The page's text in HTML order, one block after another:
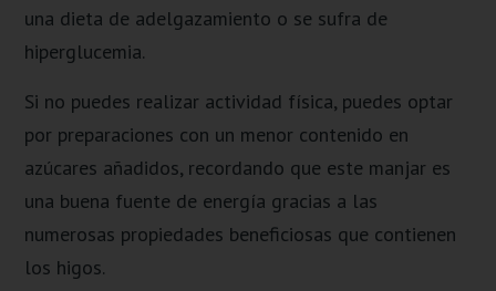
una dieta de adelgazamiento o se sufra de
hiperglucemia.
Si no puedes realizar actividad física, puedes optar
por preparaciones con un menor contenido en
azúcares añadidos, recordando que este manjar es
una buena fuente de energía gracias a las
numerosas propiedades beneficiosas que contienen
los higos.